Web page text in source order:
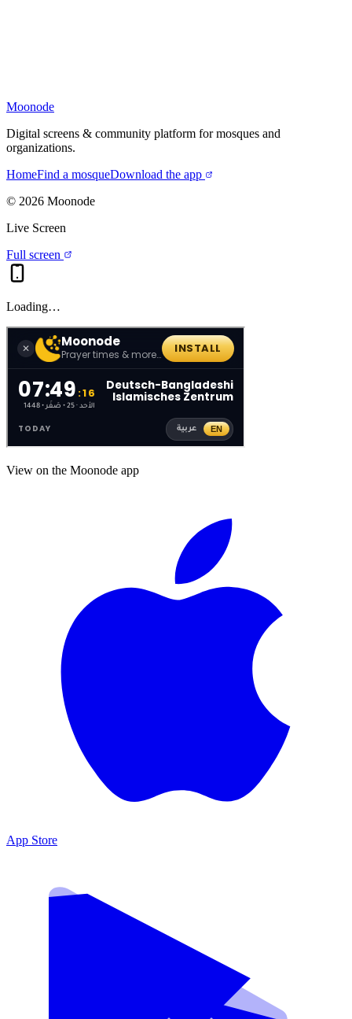
Moonode
Digital screens & community platform for mosques and
organizations.
HomeFind a mosqueDownload the app
© 2026 Moonode
Live Screen
Full screen
Loading…
View on the Moonode app
App Store